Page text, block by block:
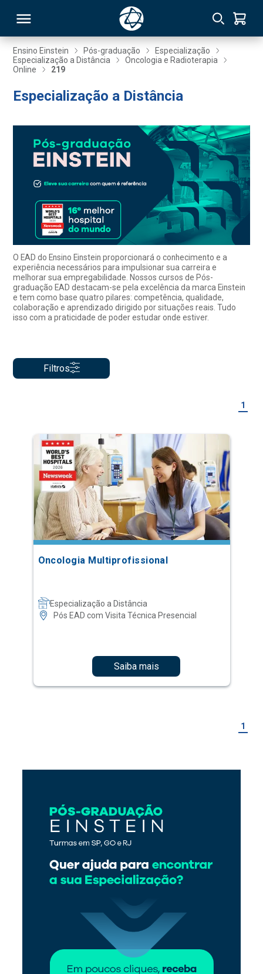
Ensino Einstein Pós-graduação
Especialização
Especialização a Distância
Oncologia e Radioterapia
Online
219
Especialização a Distância
O EAD do Ensino Einstein proporcionará o conhecimento e a
experiência necessários para impulsionar sua carreira e
melhorar sua empregabilidade. Nossos cursos de Pós-
graduação EAD destacam-se pela excelência da marca Einstein
e tem como base quatro pilares: competência, qualidade,
colaboração e aprendizado dirigido por situações reais. Tudo
isso com a praticidade de poder estudar onde estiver.
Filtros
1
Oncologia Multiprofissional
Especialização a Distância
Pós EAD com Visita Técnica Presencial
Saiba mais
1